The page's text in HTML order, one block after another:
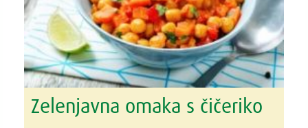
Zelenjavna omaka s čičeriko